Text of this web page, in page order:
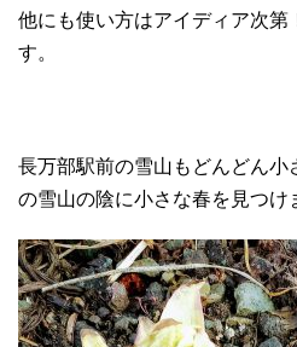
他にも使い方はアイディア次
す。
長万部駅前の雪山もどんどん小
の雪山の陰に小さな春を見つけ